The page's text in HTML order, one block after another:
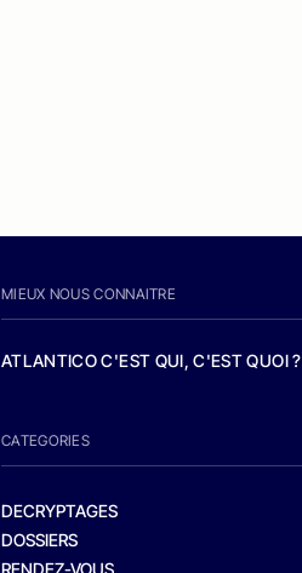
MIEUX NOUS CONNAITRE
ATLANTICO C'EST QUI, C'EST QUOI ?
CATEGORIES
DECRYPTAGES
DOSSIERS
RENDEZ-VOUS